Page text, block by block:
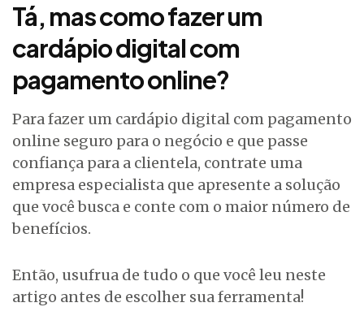
Tá, mas como fazer um
cardápio digital com
pagamento online?
Para fazer um cardápio digital com pagamento
online seguro para o negócio e que passe
confiança para a clientela, contrate uma
empresa especialista que apresente a solução
que você busca e conte com o maior número de
benefícios.
Então, usufrua de tudo o que você leu neste
artigo antes de escolher sua ferramenta!